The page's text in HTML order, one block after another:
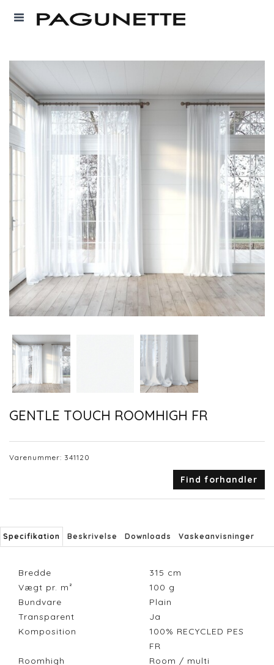
GENTLE TOUCH ROOMHIGH FR
Varenummer: 341120
Find forhandler
Specifikation Beskrivelse Downloads Vaskeanvisninger
Bredde 315 cm
Vægt pr. m²
100 g
Bundvare
Plain
Transparent
Ja
Komposition
100% RECYCLED PES
FR
Roomhigh
Room / multi